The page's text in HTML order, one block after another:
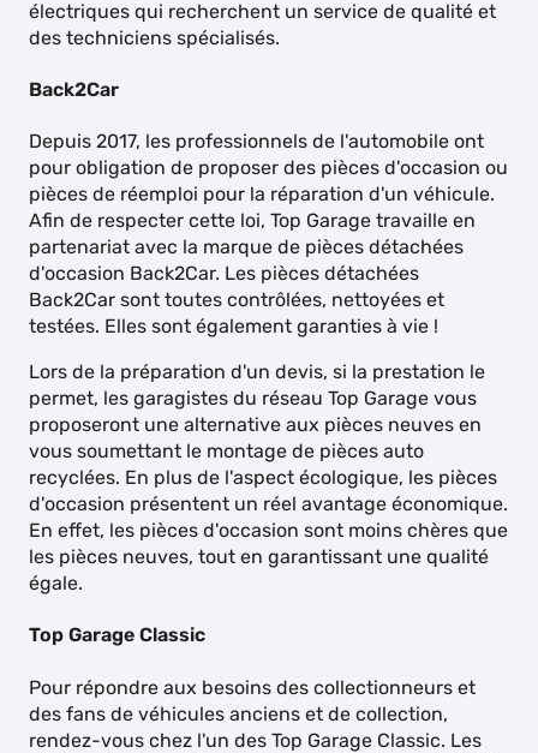
électriques qui recherchent un service de qualité et
des techniciens spécialisés.
Back2Car
Depuis 2017, les professionnels de l'automobile ont
pour obligation de proposer des pièces d'occasion ou
pièces de réemploi pour la réparation d'un véhicule.
Afin de respecter cette loi, Top Garage travaille en
partenariat avec la marque de pièces détachées
d'occasion Back2Car. Les pièces détachées
Back2Car sont toutes contrôlées, nettoyées et
testées. Elles sont également garanties à vie !
Lors de la préparation d'un devis, si la prestation le
permet, les garagistes du réseau Top Garage vous
proposeront une alternative aux pièces neuves en
vous soumettant le montage de pièces auto
recyclées. En plus de l'aspect écologique, les pièces
d'occasion présentent un réel avantage économique.
En effet, les pièces d'occasion sont moins chères que
les pièces neuves, tout en garantissant une qualité
égale.
Top Garage Classic
Pour répondre aux besoins des collectionneurs et
des fans de véhicules anciens et de collection,
rendez-vous chez l'un des Top Garage Classic. Les